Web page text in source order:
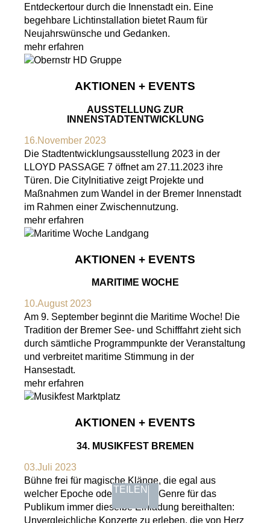
Entdeckertour durch die Innenstadt ein. Eine
begehbare Lichtinstallation bietet Raum für
Neujahrswünsche und Gedanken.
mehr erfahren
AKTIONEN + EVENTS
AUSSTELLUNG ZUR
INNENSTADTENTWICKLUNG
16.November 2023
Die Stadtentwicklungsausstellung 2023 in der
LLOYD PASSAGE 7 öffnet am 27.11.2023 ihre
Türen. Die CityInitiative zeigt Projekte und
Maßnahmen zum Wandel in der Bremer Innenstadt
im Rahmen einer Zwischennutzung.
mehr erfahren
AKTIONEN + EVENTS
MARITIME WOCHE
10.August 2023
Am 9. September beginnt die Maritime Woche! Die
Tradition der Bremer See- und Schifffahrt zieht sich
durch sämtliche Programmpunkte der Veranstaltung
und verbreitet maritime Stimmung in der
Hansestadt.
mehr erfahren
AKTIONEN + EVENTS
34. MUSIKFEST BREMEN
03.Juli 2023
Bühne frei für magische Klänge, die egal aus
welcher Epoche oder welchem Genre für das
Publikum immer dieselbe Einladung bereithalten:
Unvergleichliche Konzerte zu erleben, die von Herz
TEILEN